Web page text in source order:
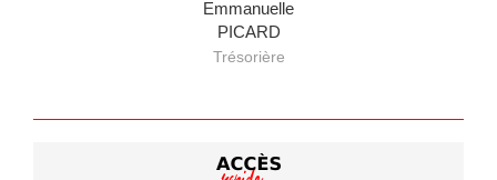
Emmanuelle
PICARD
Trésorière